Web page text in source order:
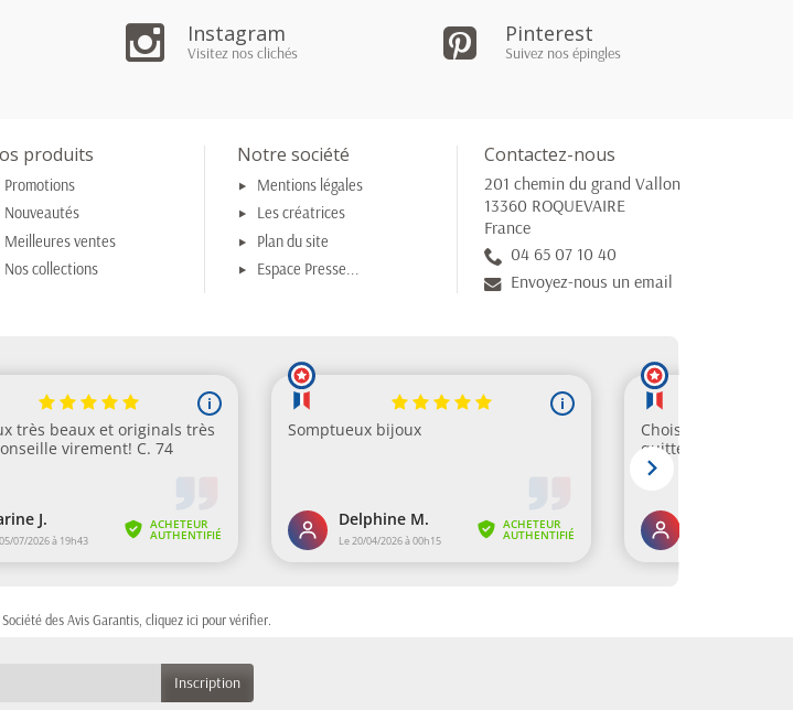
Instagram
Visitez nos clichés
Pinterest
Suivez nos épingles
produits
Promotions
Nouveautés
Meilleures ventes
Nos collections
Notre société
Mentions légales
Les créatrices
Plan du site
Espace Presse...
Contactez-nous
201 chemin du grand Vallon
13360 ROQUEVAIRE
France
04 65 07 10 40
Envoyez-nous un email
des Avis Garantis, cliquez ici pour vérifier.